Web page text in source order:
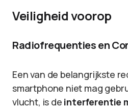
Veiligheid voorop
Radiofrequenties en
Een van de belangrijkste
smartphone niet mag
vlucht, is de interferentie